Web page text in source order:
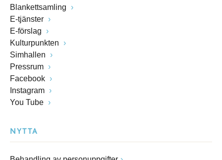
Blankettsamling
E-tjänster
E-förslag
Kulturpunkten
Simhallen
Pressrum
Facebook
Instagram
You Tube
NYTTA